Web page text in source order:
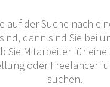
auf der Suche nach
dann sind Sie bei
Sie Mitarbeiter für
oder Freelancer
suchen.